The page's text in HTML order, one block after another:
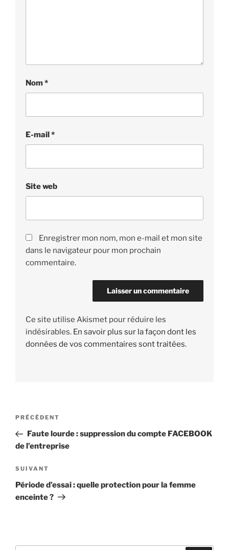
Nom*
E-mail*
Site web
Enregistrer mon nom, mon e-mail et mon site
dans le navigateur pour mon prochain
commentaire.
Ce site utilise Akismet pour réduire les
indésirables. En savoir plus sur la façon dont les
données de vos commentaires sont traitées.
Navigation
l’article
Article
précédent
PRÉCÉDENT
Faute lourde : suppression du compte FACEBOOK
de l’entreprise
Article
suivant
SUIVANT
Période d’essai : quelle protection pour la femme
enceinte ?